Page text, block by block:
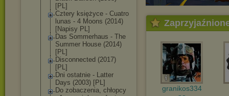
[PL]
Cztery księżyce - Cuatro
lunas - 4 Moons (2014)
[Napisy PL]
Das Sommerhaus - The
Summer House (2014)
[PL]
Disconnected (2017)
[PL]
Dni ostatnie - Latter
Days (2003) [PL]
Do zobaczenia, chłopcy
granikos334